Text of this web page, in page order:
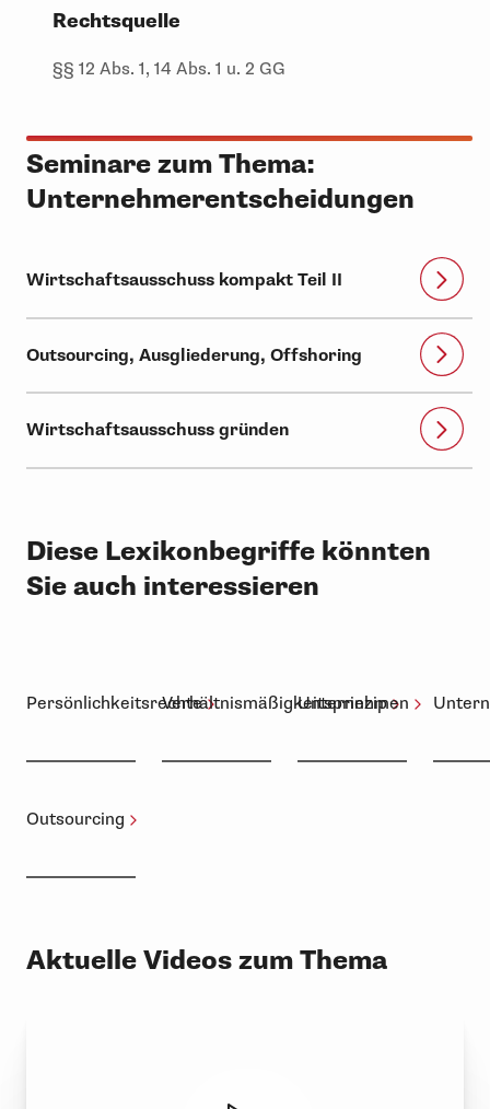
Rechtsquelle
§§ 12 Abs. 1, 14 Abs. 1 u. 2 GG
Seminare zum Thema:
Unternehmerentscheidungen
Wirtschaftsausschuss kompakt Teil II
Outsourcing, Ausgliederung, Offshoring
Wirtschaftsausschuss gründen
Diese Lexikonbegriffe könnten
Sie auch interessieren
PersönlichkeitsrechteVerhältnismäßigkeitsprinzip
Unternehmen
Outsourcing
Aktuelle Videos zum Thema